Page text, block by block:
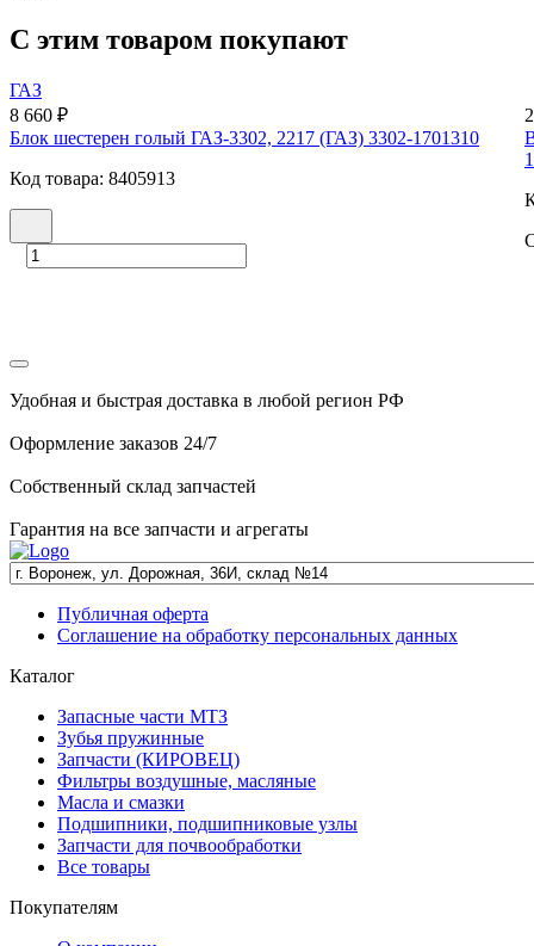
С этим товаром покупают
ГАЗ
8 660 ₽
Блок шестерен голый ГАЗ-3302, 2217 (ГАЗ) 3302-1701310
Код товара: 8405913
Удобная и быстрая доставка в любой регион РФ
Оформление заказов 24/7
Собственный склад запчастей
Гарантия на все запчасти и агрегаты
Публичная оферта
Соглашение на обработку персональных данных
Каталог
Запасные части МТЗ
Зубья пружинные
Запчасти (КИРОВЕЦ)
Фильтры воздушные, масляные
Масла и смазки
Подшипники, подшипниковые узлы
Запчасти для почвообработки
Все товары
Покупателям